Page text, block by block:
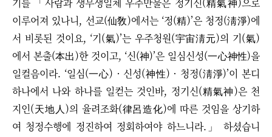
이루어져 있나니, 선교(仙敎)에서는 ‘정(精)’은 청정(淸淨)에
서 비롯된 것이요, ‘기(氣)’는 우주청원(宇宙淸元)의 기(氣)
에서 본출(本出)한 것이고, ‘신(神)’은 일심신성(一心神性)을
일컬음이라. ‘일심(一心) · 신성(神性) · 청정(淸淨)’이 본디
하나에서 나와 하나를 일컫는 것인바, 정기신(精氣神)은 천
지인(天地人)의 율려조화(律呂造化)에 따른 것임을 상기하
여 청정수행에 정진하여 정회하여야 하느니라.」 하셨습니